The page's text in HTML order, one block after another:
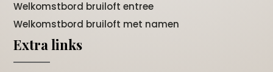
Welkomstbord bruiloft entree
Welkomstbord bruiloft met namen
Extra links